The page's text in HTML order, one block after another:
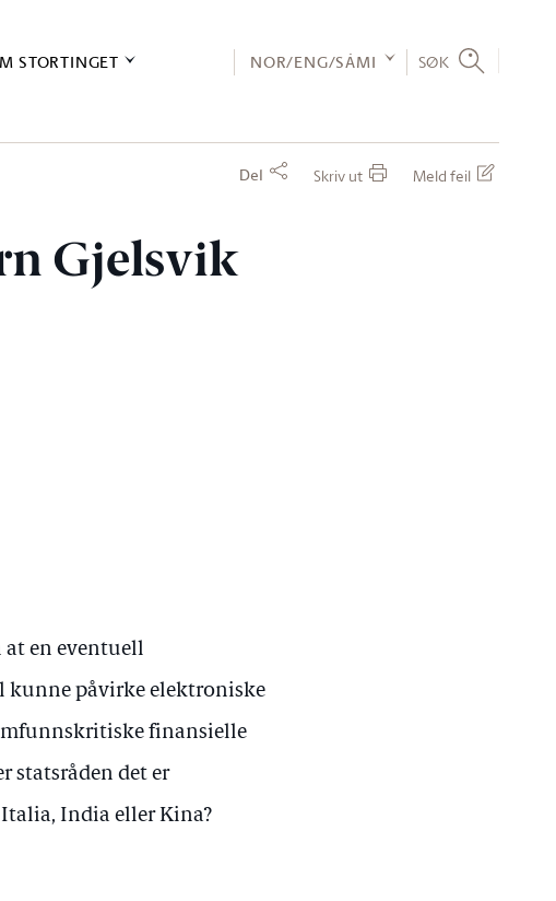
STORTINGET NOR/ENG/SÁMI SØK
Del Skriv ut Meld feil
Gjelsvik
at en eventuell
kunne påvirke elektroniske
finansielle
statsråden det er
India eller Kina?